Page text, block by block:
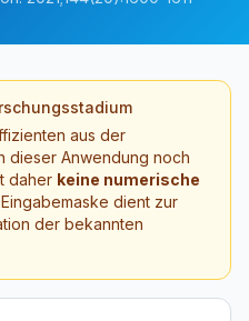
aus der
dieser Anwendung noch
daher keine numerische
dient zur
der bekannten